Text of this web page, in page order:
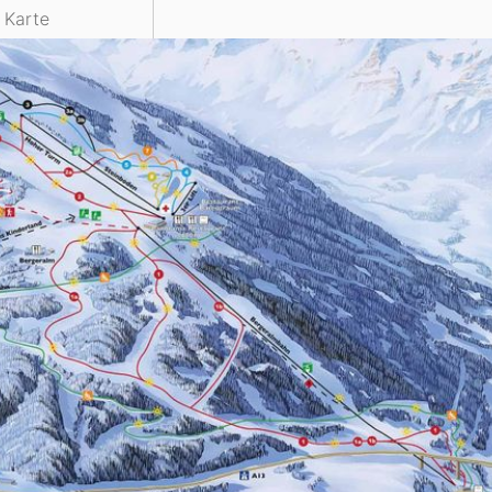
Karte
Russland Südkorea Türkei
Aserbaidschan
Head Dynastar Salomon
Stöckli Kästle Scott
Indigo
Ogso